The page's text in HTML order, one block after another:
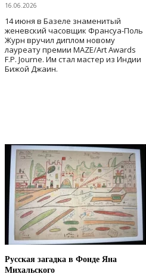
16.06.2026
14 июня в Базеле знаменитый
женевский часовщик Франсуа-Поль
Журн вручил диплом новому
лауреату премии MAZE/Art Awards
F.P. Journe. Им стал мастер из Индии
Бижой Джаин.
Русская загадка в Фонде Яна
Михальского